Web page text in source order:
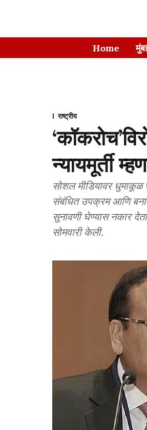
Home
राष्ट्रीय
न्यायमूर्ती
सोशल मीडियावर धुमाकूळ
संबंधित उपक्रम आणि
सुनावणी घेण्यास नकार
सोमवारी केली.